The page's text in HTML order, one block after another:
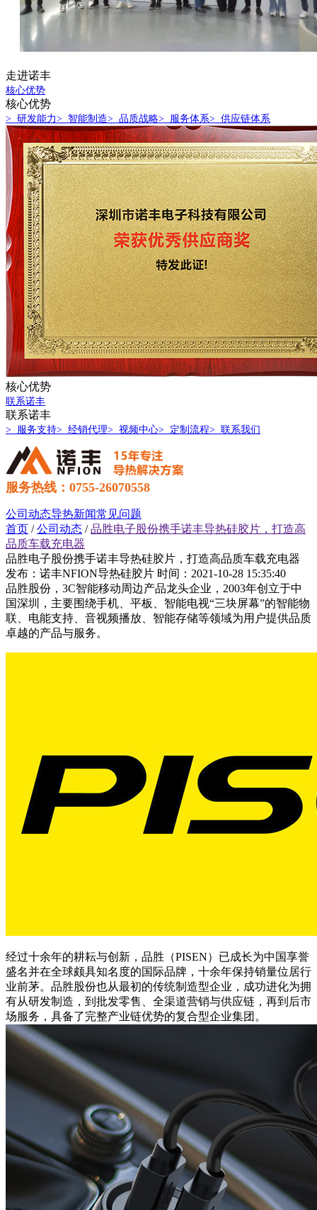
走进诺丰
核心优势
核心优势
> 研发能力> 智能制造> 品质战略> 服务体系> 供应链体系
核心优势
联系诺丰
联系诺丰
> 服务支持> 经销代理> 视频中心> 定制流程> 联系我们
服务热线：0755-26070558
公司动态导热新闻常见问题
首页 /公司动态 /品胜电子股份携手诺丰导热硅胶片，打造高
品质车载充电器
品胜电子股份携手诺丰导热硅胶片，打造高品质车载充电器
发布：诺丰NFION导热硅胶片 时间：2021-10-28 15:35:40
品胜股份，3C智能移动周边产品龙头企业，2003年创立于中
国深圳，主要围绕手机、平板、智能电视“三块屏幕”的智能物
联、电能支持、音视频播放、智能存储等领域为用户提供品质
卓越的产品与服务。
经过十余年的耕耘与创新，品胜（PISEN）已成长为中国享誉
盛名并在全球颇具知名度的国际品牌，十余年保持销量位居行
业前茅。品胜股份也从最初的传统制造型企业，成功进化为拥
有从研发制造，到批发零售、全渠道营销与供应链，再到后市
场服务，具备了完整产业链优势的复合型企业集团。